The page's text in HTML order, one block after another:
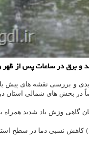
و برق در ساعات پس از
و بررسی نقشه های
بخش های شمالی استان
گاهی وزش باد شدید همراه